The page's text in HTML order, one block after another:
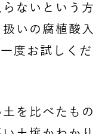
ないという方
いの腐植酸入
度お試しくだ
を比べたもの